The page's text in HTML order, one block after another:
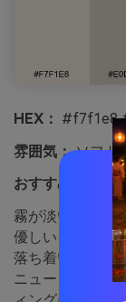
HEX： #f7f1e8
雰囲気：ソフト
おすすめ用途：
霧が淡い砂岩の
優しいコントラ
落ち着いた高級
ニュー、ウェル